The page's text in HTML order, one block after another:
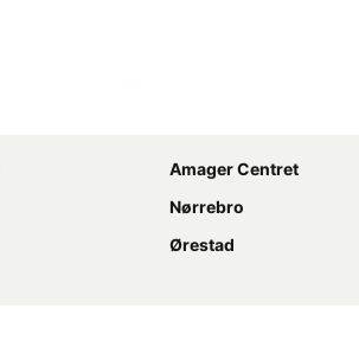
Amager Centret
Nørrebro
Ørestad